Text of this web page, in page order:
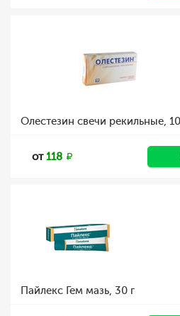
Олестезин свечи рекильные,
от118
Пайлекс Гем мазь, 30 г